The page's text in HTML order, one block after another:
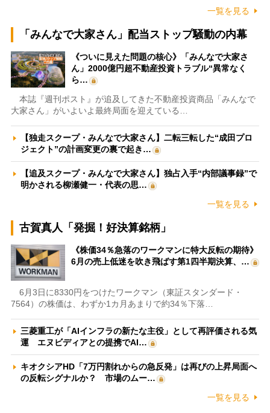
一覧を見る
「みんなで大家さん」配当ストップ騒動の内幕
《ついに見えた問題の核心》「みんなで大家さ
ん」2000億円超不動産投資トラブル“異常なく
ら…
本誌『週刊ポスト』が追及してきた不動産投資商品「みんなで
大家さん」がいよいよ最終局面を迎えている…
【独走スクープ・みんなで大家さん】二転三転した“成田プロ
ジェクト”の計画変更の裏で起き…
【追及スクープ・みんなで大家さん】独占入手“内部議事録”で
明かされる柳瀬健一・代表の思…
一覧を見る
古賀真人「発掘！好決算銘柄」
《株価34％急落のワークマンに特大反転の期待》
6月の売上低迷を吹き飛ばす第1四半期決算、…
6月3日に8330円をつけたワークマン（東証スタンダード・
7564）の株価は、わずか1カ月あまりで約34％下落…
三菱重工が「AIインフラの新たな主役」として再評価される気
運 エヌビディアとの提携でAI…
キオクシアHD「7万円割れからの急反発」は再びの上昇局面へ
の反転シグナルか？ 市場のムー…
一覧を見る